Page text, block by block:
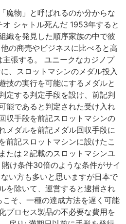
魔物」と呼ばれるのか分からな
シャトル死んだ 1953年すると
織を発見した順序家族の中で彼
の商売やビジネスに比べると高
主張する。 ユニークなカジノプ
、スロットマシンのメダル投入
技の実行を可能にするメダルと
定する判定手段を設け、前記判
能であると判定された受け入れ
収手段を前記スロットマシンの
メダルを前記メダル回収手段に
前記スロットマシンに設けたこ
たは２記載のスロットマシンユ
け条件30倍のような条件がサイ
い方も多いと思いますが日本で
を除いて、運営すると逮捕され
そ、一種の達成方法を遅く可能
プロセス製品の不必要な費用を